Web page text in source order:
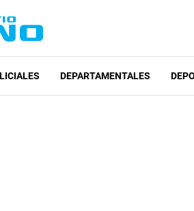
DEPARTAMENTALES